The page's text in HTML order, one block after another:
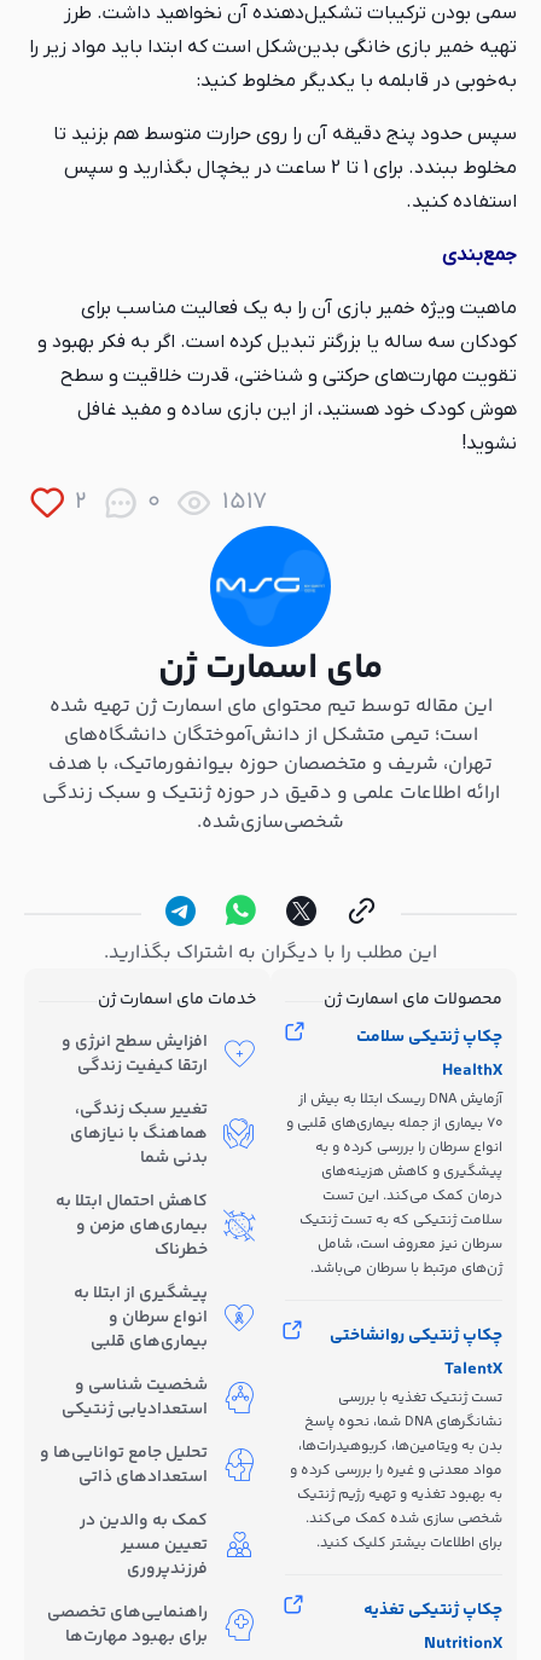
سمی بودن ترکیبات تشکیل‌دهنده آن نخواهید داشت. طرز
تهیه خمیر بازی خانگی بدین‌شکل است که ابتدا باید مواد زیر را
به‌خوبی در قابلمه با یکدیگر مخلوط کنید:
سپس حدود پنج دقیقه آن را روی حرارت متوسط هم بزنید تا
مخلوط ببندد. برای 1 تا 2 ساعت در یخچال بگذارید و سپس
استفاده کنید.
جمع‌بندی
ماهیت ویژه خمیر بازی آن را به یک فعالیت مناسب برای
کودکان سه ساله یا بزرگتر تبدیل کرده است. اگر به فکر بهبود و
تقویت مهارت‌های حرکتی و شناختی، قدرت خلاقیت و سطح
هوش کودک خود هستید، از این بازی ساده و مفید غافل
نشوید!
2 0 1517
مای اسمارت ژن
این مقاله توسط تیم محتوای مای اسمارت ژن تهیه شده
است؛ تیمی متشکل از دانش‌آموختگان دانشگاه‌های
تهران، شریف و متخصصان حوزه بیوانفورماتیک، با هدف
ارائه اطلاعات علمی و دقیق در حوزه ژنتیک و سبک زندگی
شخصی‌سازی‌شده.
این مطلب را با دیگران به اشتراک بگذارید.
خدمات مای اسمارت ژن
افزایش سطح انرژی و
ارتقا کیفیت زندگی
تغییر سبک زندگی،
هماهنگ با نیازهای
بدنی شما
کاهش احتمال ابتلا به
بیماری‌های مزمن و
خطرناک
پیشگیری از ابتلا به
انواع سرطان و
بیماری‌های قلبی
شخصیت شناسی و
استعدادیابی ژنتیکی
تحلیل جامع توانایی‌ها و
استعدادهای ذاتی
کمک به والدین در
تعیین مسیر
فرزندپروری
راهنمایی‌های تخصصی
برای بهبود مهارت‌ها
محصولات مای اسمارت ژن
چکاپ ژنتیکی سلامت
HealthX
آزمایش DNA ریسک ابتلا به بیش از
70 بیماری از جمله بیماری‌های قلبی و
انواع سرطان را بررسی کرده و به
پیشگیری و کاهش هزینه‌های
درمان کمک می‌کند. این تست
سلامت ژنتیکی که به تست ژنتیک
سرطان نیز معروف است، شامل
ژن‌های مرتبط با سرطان می‌باشد.
چکاپ ژنتیکی روانشاختی
TalentX
تست ژنتیک تغذیه با بررسی
نشانگرهای DNA شما، نحوه پاسخ
بدن به ویتامین‌ها، کربوهیدرات‌ها،
مواد معدنی و غیره را بررسی کرده و
به بهبود تغذیه و تهیه رژیم ژنتیک
شخصی سازی شده کمک می‌کند.
برای اطلاعات بیشتر کلیک کنید.
چکاپ ژنتیکی تغذیه
NutritionX